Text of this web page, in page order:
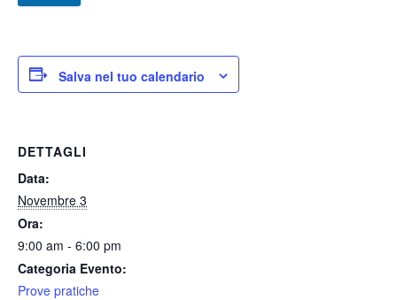
Salva nel tuo calendario
DETTAGLI
Data:
Novembre 3
Ora:
9:00 am - 6:00 pm
Categoria Evento:
Prove pratiche